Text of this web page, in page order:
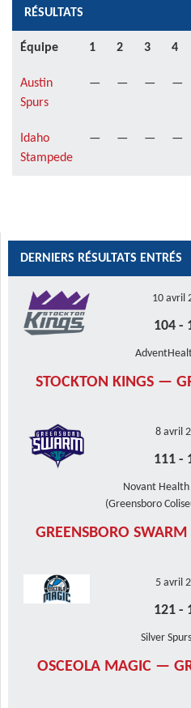
RÉSULTATS
Équipe 1 2 3 4
Austin
Spurs
— — — —
Idaho
Stampede
— — — —
DERNIERS RÉSULTATS ENTRÉS
10 avril
104 -
STOCKTON KINGS —
8 avril
111 -
Novant Health
(Greensboro
GREENSBORO
5 avril
121 -
Silver
OSCEOLA MAGIC —